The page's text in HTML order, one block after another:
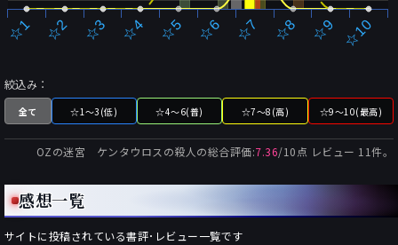
☆1 ☆2 ☆3 ☆4 ☆5 ☆6 ☆7 ☆8 ☆9 ☆10
絞込み：
全て ☆1～3(低) ☆4～6(普) ☆7～8(高) ☆9～10(最高)
OZの迷宮 ケンタウロスの殺人 の総合評価:7.36/10点 レビュー 11件。
感想一覧
サイトに投稿されている書評･レビュー一覧です